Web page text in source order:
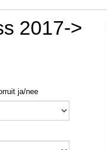
2017->
ja/nee